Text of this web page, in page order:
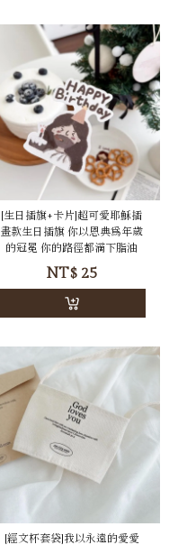
[生日插旗+卡片]超可愛耶穌插
畫款生日插旗 你以恩典為年歲
的冠冕 你的路徑都滴下脂油
NT$ 25
[經文杯套袋]我以永遠的愛愛